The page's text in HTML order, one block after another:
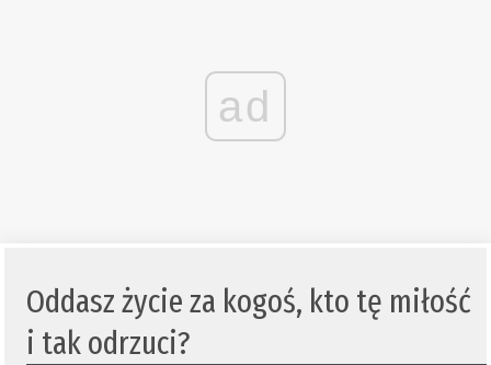
ad
Oddasz życie za kogoś, kto tę miłość
i tak odrzuci?